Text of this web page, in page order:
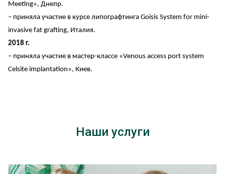
Meeting», Днепр.
– приняла участие в курсе липографтинга Goisis System for mini-
invasive fat grafting, Италия.
2018 г.
– приняла участие в мастер-классе «Venous access port system
Celsite implantation», Киев.
Наши услуги